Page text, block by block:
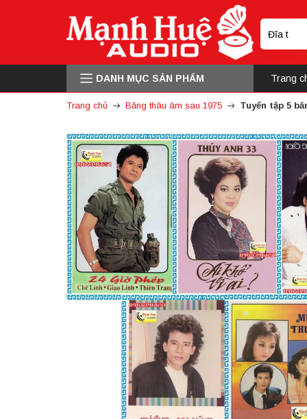
DANH MỤC SẢN PHẨM Trang
Trang chủ Băng thâu âm sau 1975 Tuyển tập 5